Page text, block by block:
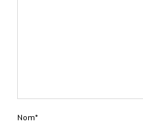
Nom*